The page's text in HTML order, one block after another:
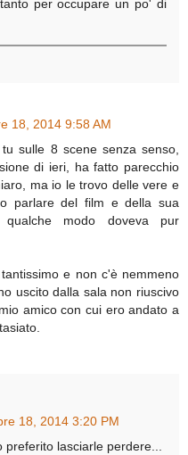
per occupare un po' di
18, 2014 9:58 AM
sulle 8 scene senza senso,
di ieri, ha fatto parecchio
ma io le trovo delle vere e
parlare del film e della sua
modo doveva pur
e non c'è nemmeno
uscito dalla sala non riuscivo
amico con cui ero andato a
18, 2014 3:20 PM
preferito lasciarle perdere...